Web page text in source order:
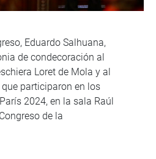
Eduardo Salhuana,
de condecoración al
Loret de Mola y al
participaron en los
2024, en la sala Raúl
de la